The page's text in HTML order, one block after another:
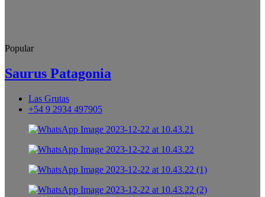
Popular
Saurus Patagonia
Las Grutas
+54 9 2934 497905